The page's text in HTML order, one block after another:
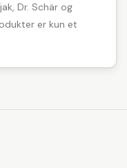
Dr. Schär og
er kun et